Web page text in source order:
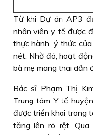
Từ khi Dự án AP3
nhân viên y tế được
thực hành, ý thức
nét. Nhờ đó, hoạt
bà mẹ mang thai dần
Bác sĩ Phạm Thị
Trung tâm Y tế
được triển khai trong
tăng lên rõ rệt. Qua